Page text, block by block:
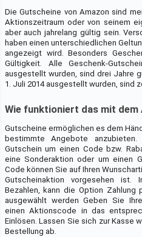
Die Gutscheine von Amazon sind
Aktionszeitraum oder von seinem
aber auch jahrelang gültig sein.
haben einen unterschiedlichen
angezeigt wird. Besonders
Gültigkeit. Alle Geschenk-
ausgestellt wurden, sind drei Jahre
1. Juli 2014 ausgestellt wurden, sind
Wie funktioniert das mit dem
Gutscheine ermöglichen es dem
bestimmte Angebote
Gutschein um einen Code bzw.
eine Sonderaktion oder um einen
Code können Sie auf Ihren
Gutscheinaktion vorgesehen ist.
Bezahlen, kann die Option Zahlung
ausgewählt werden Geben Sie
einen Aktionscode in das
Einlösen. Lassen Sie sich zur
Bestellung ab.